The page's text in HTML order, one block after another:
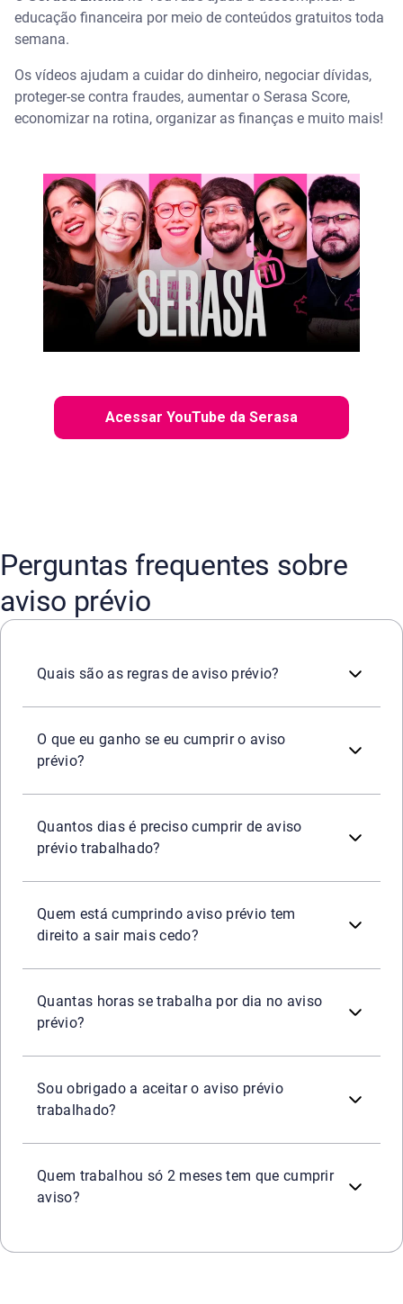
educação financeira por meio de conteúdos gratuitos toda
semana.
Os vídeos ajudam a cuidar do dinheiro, negociar dívidas,
proteger-se contra fraudes, aumentar o Serasa Score,
economizar na rotina, organizar as finanças e muito mais!
Acessar YouTube da Serasa
Perguntas frequentes sobre
aviso prévio
Quais são as regras de aviso prévio?
O que eu ganho se eu cumprir o aviso
prévio?
Quantos dias é preciso cumprir de aviso
prévio trabalhado?
Quem está cumprindo aviso prévio tem
direito a sair mais cedo?
Quantas horas se trabalha por dia no aviso
prévio?
Sou obrigado a aceitar o aviso prévio
trabalhado?
Quem trabalhou só 2 meses tem que cumprir
aviso?